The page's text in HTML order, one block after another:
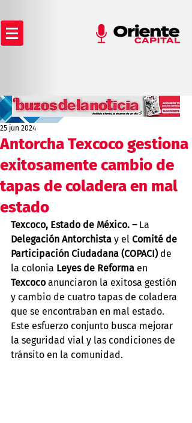
Antorcha Texcoco gestiona
exitosamente cambio de
tapas de coladera en mal
estado
25 jun 2024
Texcoco, Estado de México. – La
Delegación Antorchista y el Comité de
Participación Ciudadana (COPACI) de
la colonia Leyes de Reforma en
Texcoco anunciaron la exitosa gestión
y cambio de cuatro tapas de coladera
que se encontraban en mal estado.
Este esfuerzo conjunto busca mejorar
la seguridad vial y las condiciones de
tránsito en la comunidad.